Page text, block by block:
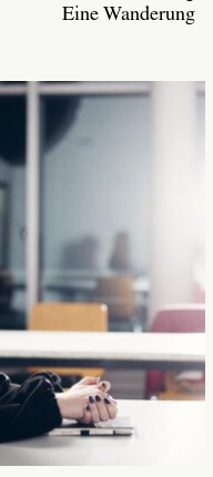
Eine Wanderung